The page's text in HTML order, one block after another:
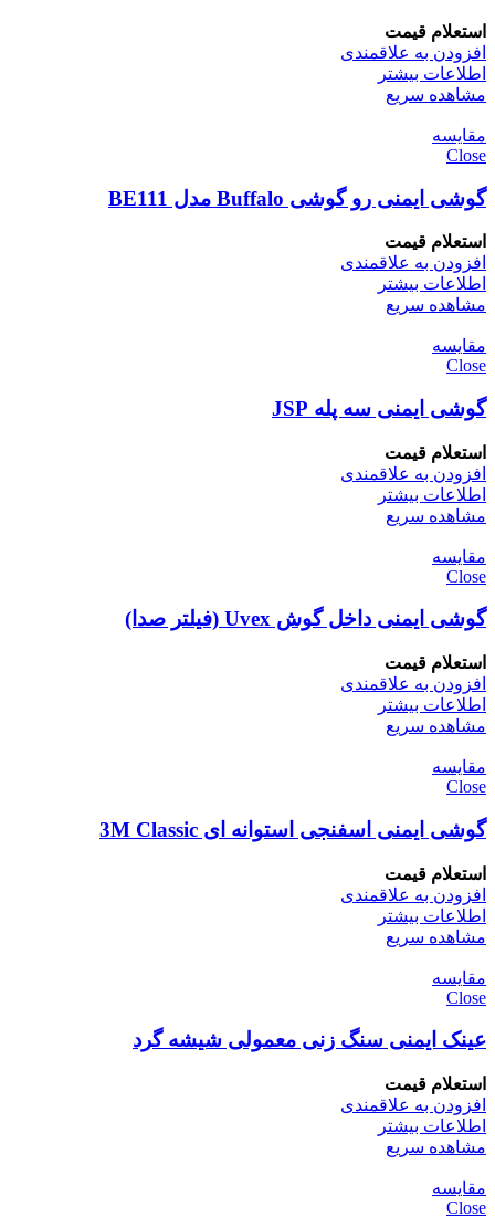
استعلام قیمت
افزودن به علاقمندی
اطلاعات بیشتر
مشاهده سریع
مقایسه
Close
گوشی ایمنی رو گوشی Buffalo مدل BE111
استعلام قیمت
افزودن به علاقمندی
اطلاعات بیشتر
مشاهده سریع
مقایسه
Close
گوشی ایمنی سه پله JSP
استعلام قیمت
افزودن به علاقمندی
اطلاعات بیشتر
مشاهده سریع
مقایسه
Close
گوشی ایمنی داخل گوش Uvex (فیلتر صدا)
استعلام قیمت
افزودن به علاقمندی
اطلاعات بیشتر
مشاهده سریع
مقایسه
Close
گوشی ایمنی اسفنجی استوانه ای 3M Classic
استعلام قیمت
افزودن به علاقمندی
اطلاعات بیشتر
مشاهده سریع
مقایسه
Close
عینک ایمنی سنگ زنی معمولی شیشه گرد
استعلام قیمت
افزودن به علاقمندی
اطلاعات بیشتر
مشاهده سریع
مقایسه
Close